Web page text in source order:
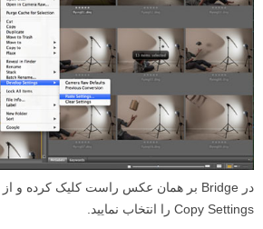
Copy Settings را انتخاب نمایید.